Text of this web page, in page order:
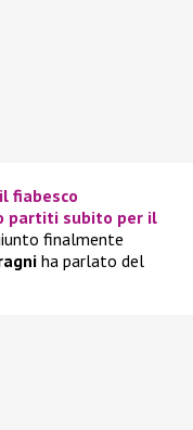
fiabesco
partiti subito per il
finalmente
ha parlato del